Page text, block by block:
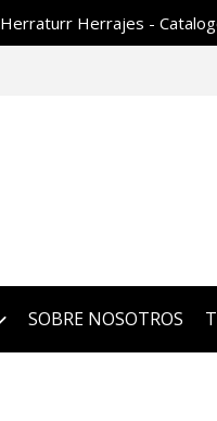
Herraturr Herrajes -
SOBRE NOSOTROS